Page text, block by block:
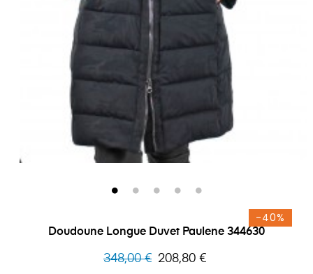
Doudoune Longue Duvet Paulene 344630
Prix
348,00 €
-40%
Prix
208,80 €